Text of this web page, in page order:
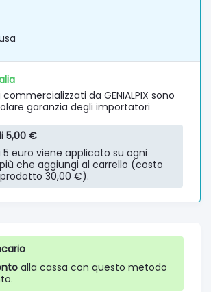
da GENIALPIX sono
garanzia degli importatori
5,00 €
5 euro viene applicato su ogni
che aggiungi al carrello (costo
30,00 €).
alla cassa con questo metodo